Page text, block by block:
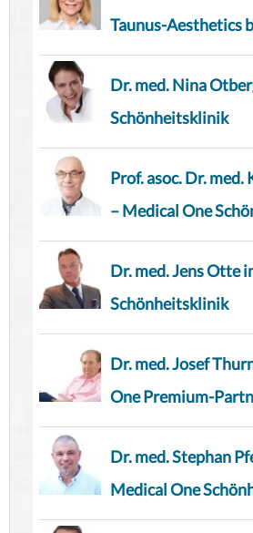
Taunus-Aesthetics
Dr. med. Nina
Schönheitsklinik
Prof. asoc. Dr.
– Medical One
Dr. med. Jens Otte
Schönheitsklinik
Dr. med. Josef
One Premium-
Dr. med. Stephan
Medical One